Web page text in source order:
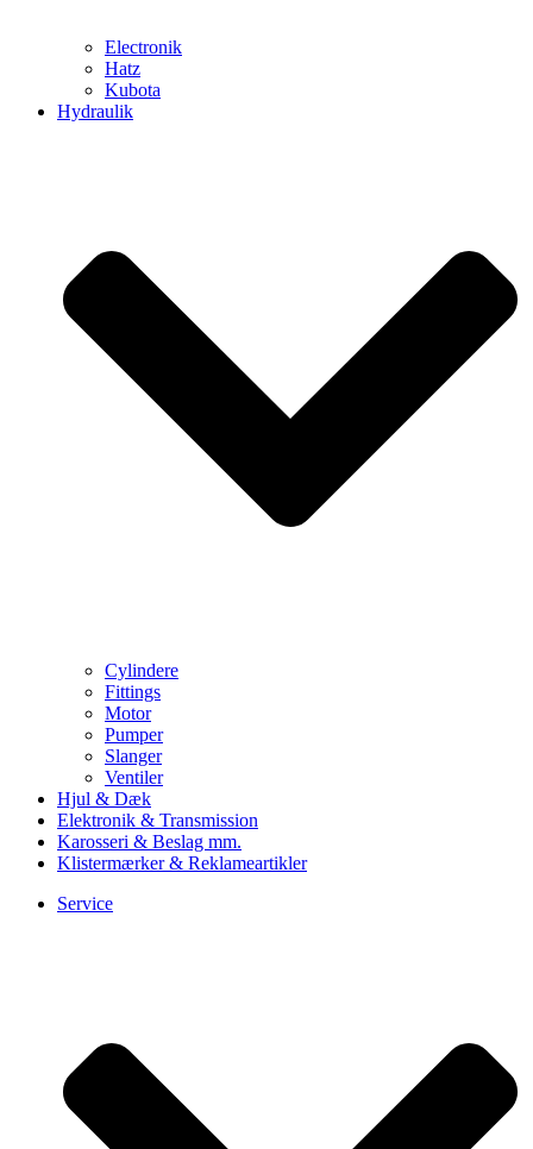
Electronik
Hatz
Kubota
Hydraulik
Cylindere
Fittings
Motor
Pumper
Slanger
Ventiler
Hjul & Dæk
Elektronik & Transmission
Karosseri & Beslag mm.
Klistermærker & Reklameartikler
Service